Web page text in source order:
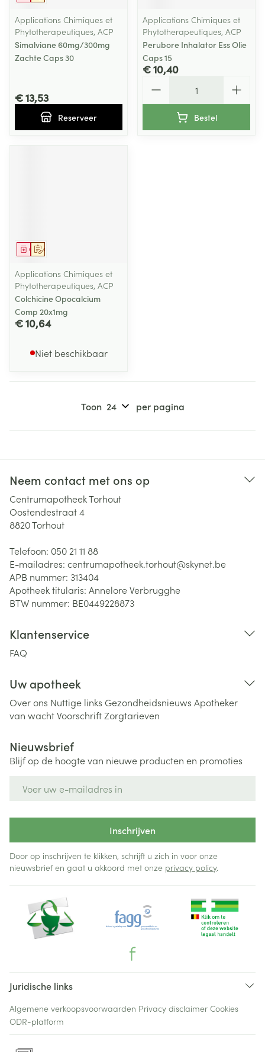
Applications Chimiques et
Phytotherapeutiques, ACP
Simalviane 60mg/300mg
Zachte Caps 30
€ 13,53
Reserveer
Applications Chimiques et
Phytotherapeutiques, ACP
Perubore Inhalator Ess Olie
Caps 15
€ 10,40
Bestel
Op voorschrift
Geneesmiddel
Applications Chimiques et
Phytotherapeutiques, ACP
Colchicine Opocalcium
Comp 20x1mg
€ 10,64
Niet beschikbaar
Toon per pagina
Neem contact met ons op
Centrumapotheek Torhout
Oostendestraat 4
8820Torhout
Telefoon: 050 21 11 88
E-mailadres: centrumapotheek.torhout@skynet.be
APB nummer: 313404
Apotheek titularis: Annelore Verbrugghe
BTW nummer: BE0449228873
Klantenservice
FAQ
Uw apotheek
Over ons Nuttige links Gezondheidsnieuws Apotheker
van wachtVoorschriftZorgtarieven
Nieuwsbrief
Blijf op de hoogte van nieuwe producten en promoties
Inschrijven
Door op inschrijven te klikken, schrijft u zich in voor onze
nieuwsbrief en gaat u akkoord met onze privacy policy.
Juridische links
Algemene verkoopsvoorwaarden Privacy disclaimer Cookies
ODR-platform